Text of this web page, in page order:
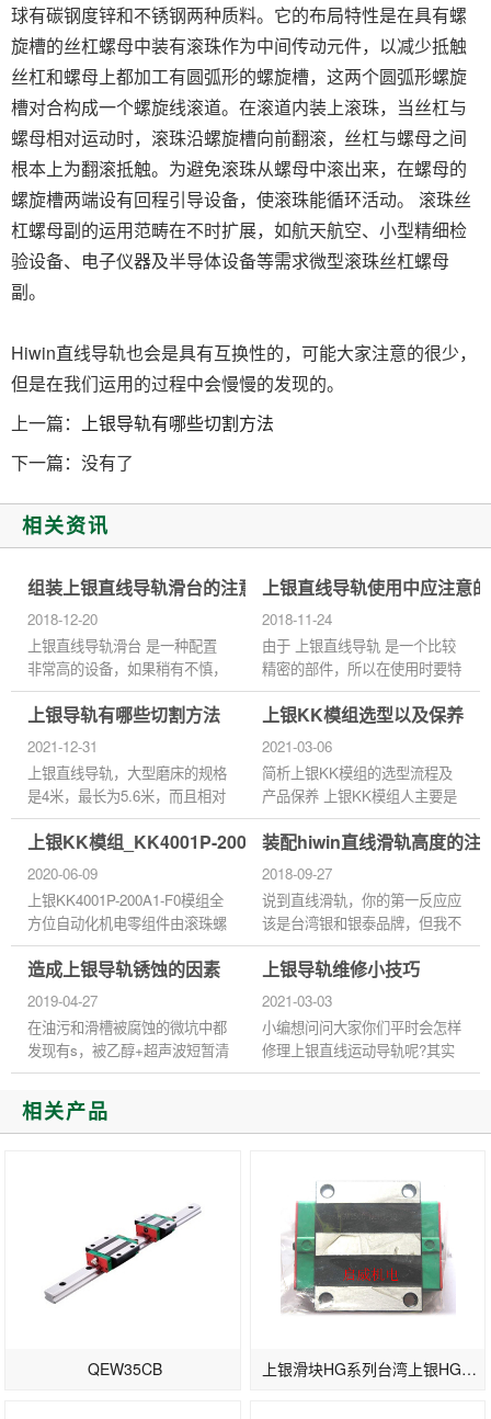
球有碳钢度锌和不锈钢两种质料。它的布局特性是在具有螺
旋槽的丝杠螺母中装有滚珠作为中间传动元件，以减少抵触
丝杠和螺母上都加工有圆弧形的螺旋槽，这两个圆弧形螺旋
槽对合构成一个螺旋线滚道。在滚道内装上滚珠，当丝杠与
螺母相对运动时，滚珠沿螺旋槽向前翻滚，丝杠与螺母之间
根本上为翻滚抵触。为避免滚珠从螺母中滚出来，在螺母的
螺旋槽两端设有回程引导设备，使滚珠能循环活动。 滚珠丝
杠螺母副的运用范畴在不时扩展，如航天航空、小型精细检
验设备、电子仪器及半导体设备等需求微型滚珠丝杠螺母
副。
Hiwin直线导轨也会是具有互换性的，可能大家注意的很少，
但是在我们运用的过程中会慢慢的发现的。
上一篇：
上银导轨有哪些切割方法
下一篇：没有了
相关资讯
组装上银直线导轨滑台的注意事项
2018-12-20
上银直线导轨滑台 是一种配置
非常高的设备，如果稍有不慎，
就会造成严重的不良影响，上银
直线导轨官网将带您探讨上银直
线导轨滑台组装的五大基本原...
上银直线导轨使用中应注意
2018-11-24
由于 上银直线导轨 是一个比较
精密的部件，所以在使用时要特
别注意。即使采用性能优良的直
线导轨，在运行过程中发生不当
行为也会对直线导轨产生严...
上银导轨有哪些切割方法
2021-12-31
上银直线导轨，大型磨床的规格
是4米，最长为5.6米，而且相对
于日本海运的运费来说，台湾的
超长集装箱运费也比较便宜，所
以，台湾上银直线导轨全部是...
上银KK模组选型以及保养
2021-03-06
简析上银KK模组的选型流程及
产品保养 上银KK模组人主要是
透过模组化之设计，将滚珠丝杆
和线性滑轨整合一起，因此可提
供具有高精度、快速安装、选
上银KK模组_KK4001P-200A1-F0_KK86D10C-940A1-
2020-06-09
上银KK4001P-200A1-F0模组全
方位自动化机电零组件由滚珠螺
杆和U型线性滑轨导引构成，其
滑座同时为滚珠螺杆的驱动螺帽
及线性滑轨的导引滑块。
装配hiwin直线滑轨高度的注
2018-09-27
说到直线滑轨，你的第一反应应
该是台湾银和银泰品牌，但我不
知道你们是否还有你还记得台湾
有个大品牌生产线性滑轨吗?这
就是我们今天要讲的内容 直...
造成上银导轨锈蚀的因素
2019-04-27
在油污和滑槽被腐蚀的微坑中都
发现有s，被乙醇+超声波短暂清
洗后的滑槽微坑中，残留的s含
量几乎是油污中的2倍。 一种可
能的解释是，导向油的抗磨剂...
上银导轨维修小技巧
2021-03-03
小编想问问大家你们平时会怎样
修理上银直线运动导轨呢?其实
修理上银直线运动导轨的过程中
相关产品
QEW35CB 上银滑块HG系列台湾上银HGW35CB东莞现货供应